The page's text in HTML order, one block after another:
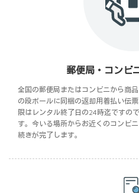
郵便局・コンビ
全国の郵便局またはコンビニから商
の段ボールに同梱の返却用着払い伝
限はレンタル終了日の24時迄ですの
す。今いる場所からお近くのコンビ
続きが完了します。